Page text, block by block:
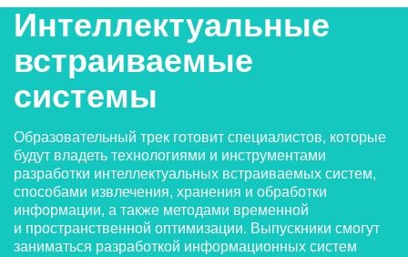
т
Интеллектуальные
встраиваемые
системы
Образовательный трек готовит специалистов, которые
будут владеть технологиями и инструментами
разработки интеллектуальных встраиваемых систем,
способами извлечения, хранения и обработки
информации, а также методами временной
и пространственной оптимизации. Выпускники смогут
заниматься разработкой информационных систем